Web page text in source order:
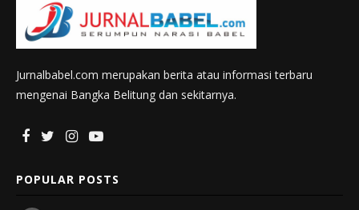
Jurnalbabel.com merupakan berita atau informasi terbaru
mengenai Bangka Belitung dan sekitarnya.
POPULAR POSTS